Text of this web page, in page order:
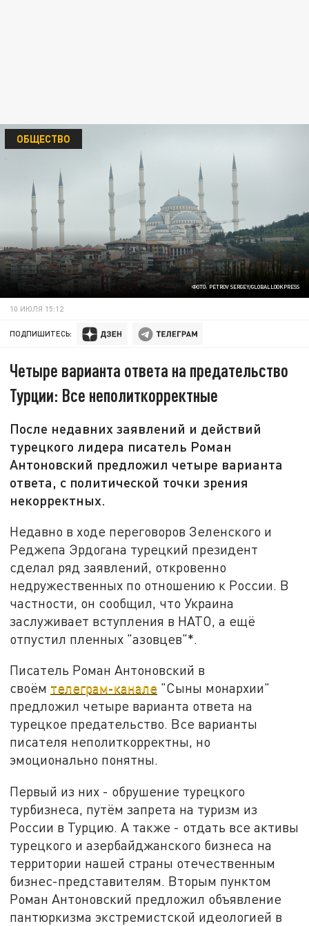
ФОТО: PETROV SERGEY/GLOBALLOOKPRESS
ОБЩЕСТВО
10 ИЮЛЯ 15:12
ПОДПИШИТЕСЬ:
Четыре варианта ответа на предательство
Турции: Все неполиткорректные
После недавних заявлений и действий
турецкого лидера писатель Роман
Антоновский предложил четыре варианта
ответа, с политической точки зрения
некорректных.
Недавно в ходе переговоров Зеленского и
Реджепа Эрдогана турецкий президент
сделал ряд заявлений, откровенно
недружественных по отношению к России. В
частности, он сообщил, что Украина
заслуживает вступления в НАТО, а ещё
отпустил пленных "азовцев"*.
Писатель Роман Антоновский в
своём телеграм-канале "Сыны монархии"
предложил четыре варианта ответа на
турецкое предательство. Все варианты
писателя неполиткорректны, но
эмоционально понятны.
Первый из них - обрушение турецкого
турбизнеса, путём запрета на туризм из
России в Турцию. А также - отдать все активы
турецкого и азербайджанского бизнеса на
территории нашей страны отечественным
бизнес-представителям. Вторым пунктом
Роман Антоновский предложил объявление
пантюркизма экстремистской идеологией в